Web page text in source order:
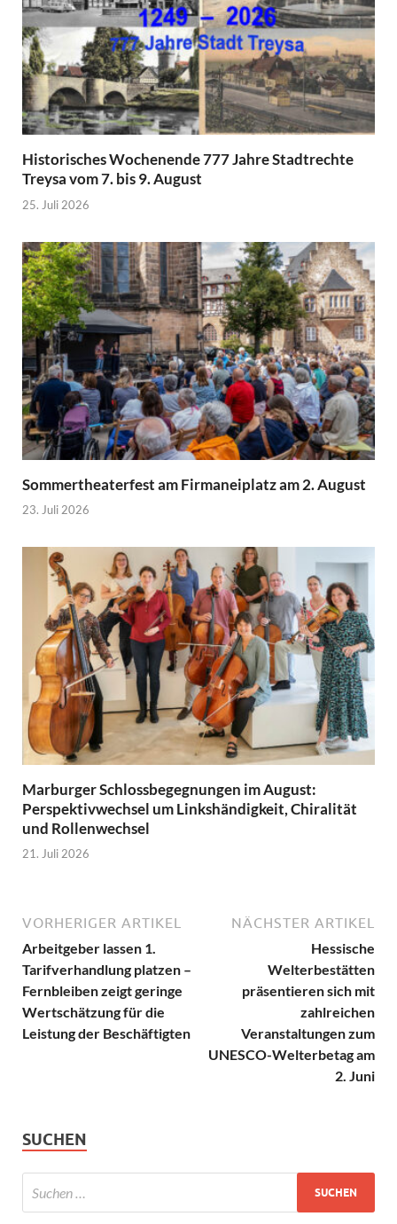
Historisches Wochenende 777 Jahre Stadtrechte
Treysa vom 7. bis 9. August
25. Juli 2026
Sommertheaterfest am Firmaneiplatz am 2. August
23. Juli 2026
Marburger Schlossbegegnungen im August:
Perspektivwechsel um Linkshändigkeit, Chiralität
und Rollenwechsel
21. Juli 2026
VORHERIGER ARTIKEL
Arbeitgeber lassen 1.
Tarifverhandlung platzen –
Fernbleiben zeigt geringe
Wertschätzung für die
Leistung der Beschäftigten
NÄCHSTER ARTIKEL
Hessische
Welterbestätten
präsentieren sich mit
zahlreichen
Veranstaltungen zum
UNESCO-Welterbetag am
2. Juni
SUCHEN